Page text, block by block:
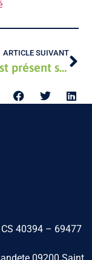
ARTICLE SUIVANT
UNITe est présent sur Welcome to the Jungle
40394 – 69477
09200 Saint